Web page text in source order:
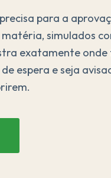
para a
simulados
exatamente onde
espera e seja